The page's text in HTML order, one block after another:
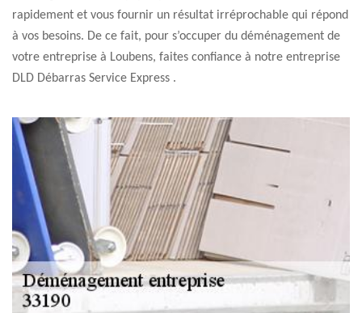
rapidement et vous fournir un résultat irréprochable qui répond
à vos besoins. De ce fait, pour s’occuper du déménagement de
votre entreprise à Loubens, faites confiance à notre entreprise
DLD Débarras Service Express .